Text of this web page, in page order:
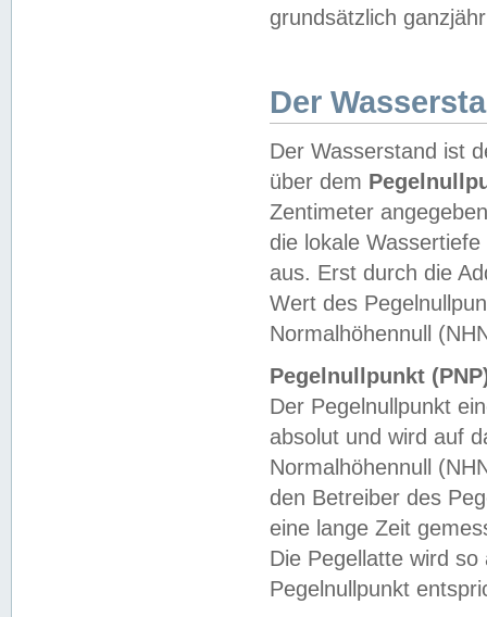
grundsätzlich
Der
Der Wasserstand ist
über dem
Zentimeter
die lokale
aus. Erst durch die
Wert des
Normalhöhennull
Pegelnullpunkt
Der Pegelnullpunkt
absolut und wird auf
Normalhöhennull
den Betreiber des
eine lange Zeit
Die Pegellatte wird
Pegelnullpunkt